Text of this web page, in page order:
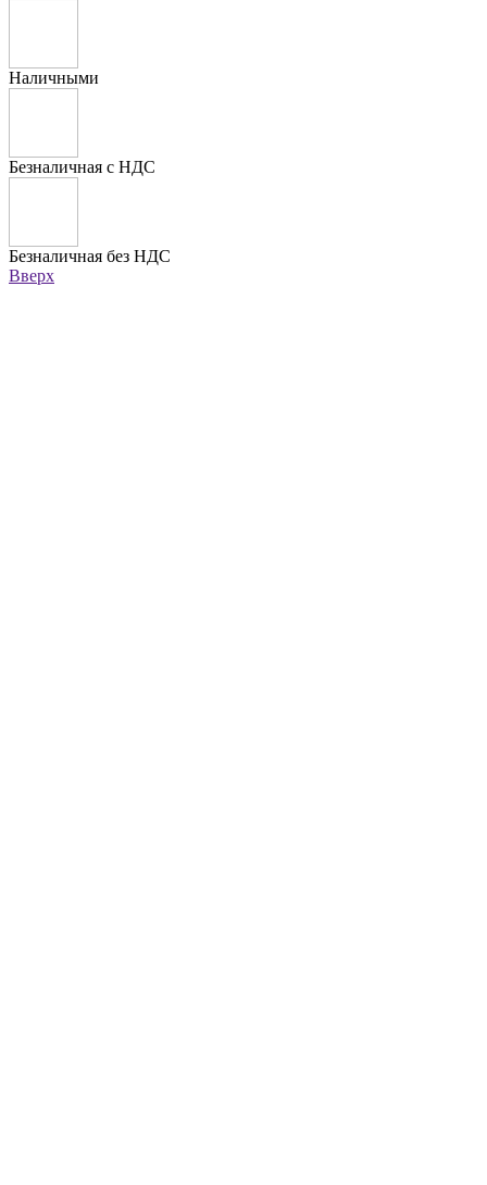
Наличными
Безналичная с НДС
Безналичная без НДС
Вверх